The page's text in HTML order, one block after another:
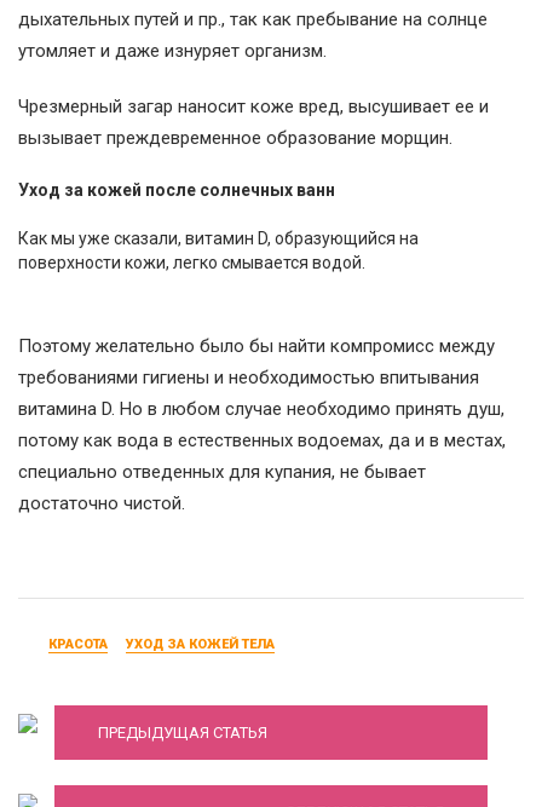
дыхательных путей и пр., так как пребывание на солнце
утомляет и даже изнуряет организм.
Чрезмерный загар наносит коже вред, высушивает ее и
вызывает преждевременное образование морщин.
Уход за кожей после солнечных ванн
Как мы уже сказали, витамин D, образующийся на
поверхности кожи, легко смывается водой.
Поэтому желательно было бы найти компромисс между
требованиями гигиены и необходимостью впитывания
витамина D. Но в любом случае необходимо принять душ,
потому как вода в естественных водоемах, да и в местах,
специально отведенных для купания, не бывает
достаточно чистой.
КРАСОТА УХОД ЗА КОЖЕЙ ТЕЛА
ПРЕДЫДУЩАЯ СТАТЬЯ
Эпиляция воском: преимущества и
недостатки процедуры